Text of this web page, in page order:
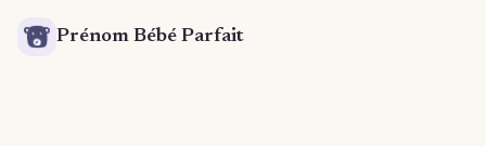
Prénom Bébé Parfait